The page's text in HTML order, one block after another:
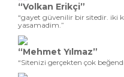
“Volkan Erikçi”
“gayet güvenilir bir sitedir. iki
yasamadim.”
“Mehmet Yılmaz”
“Sitenizi gerçekten çok